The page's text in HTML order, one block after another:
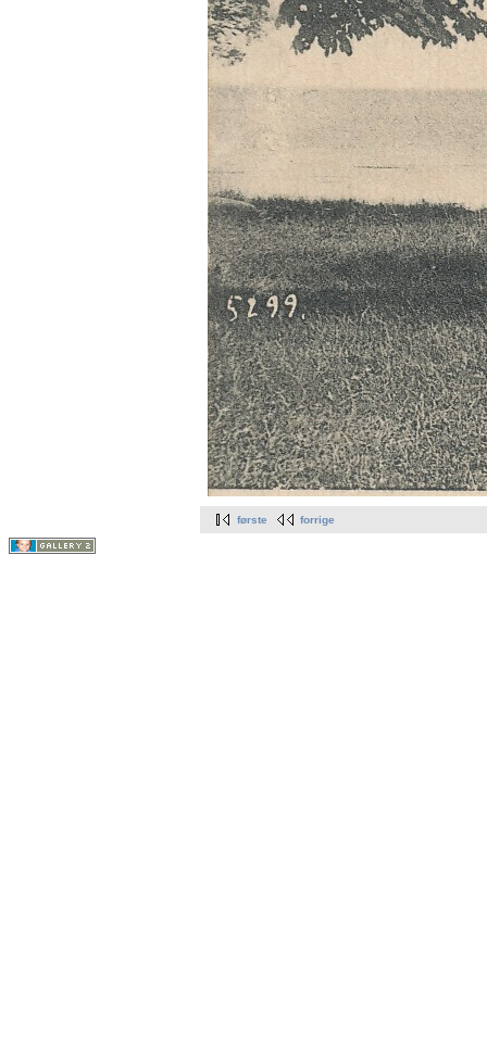
første forrige